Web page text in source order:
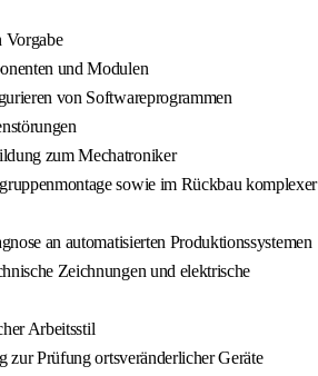
Vorgabe
und Modulen
von Softwareprogrammen
zum Mechatroniker
sowie im Rückbau komplexer
an automatisierten Produktionssystemen
Zeichnungen und elektrische
Arbeitsstil
zur Prüfung ortsveränderlicher Geräte